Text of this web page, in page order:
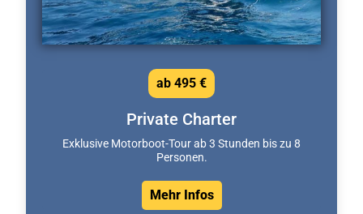
Private Charter
Exklusive Motorboot-Tour ab 3 Stunden bis zu 8
Personen.
Mehr Infos
ab 495 €